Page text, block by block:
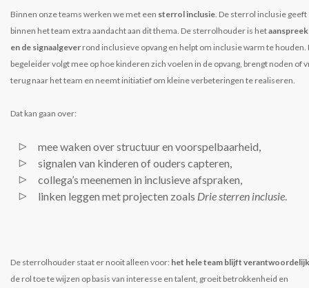
Binnen onze teams werken we met een sterrol inclusie . De sterrol inclusie geeft
binnen het team extra aandacht aan dit thema. De sterrolhouder is het
en de signaalgever rond inclusieve opvang en helpt om inclusie warm te houden.
begeleider volgt mee op hoe kinderen zich voelen in de opvang, brengt noden of
terug naar het team en neemt initiatief om kleine verbeteringen te realiseren.
Dat kan gaan over:
mee waken over structuur en voorspelbaarheid,
signalen van kinderen of ouders capteren,
collega’s meenemen in inclusieve afspraken,
linken leggen met projecten zoals Drie sterren inclusie.
De sterrolhouder staat er nooit alleen voor: het hele team blijft verantwoordelijk
de rol toe te wijzen op basis van interesse en talent, groeit betrokkenheid en